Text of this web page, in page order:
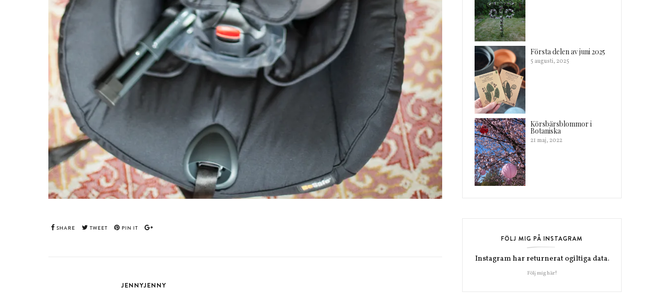
SHARE TWEET PIN IT
JENNYJENNY
Första delen av juni 2025
5 augusti, 2025
Körsbärsblommor i
Botaniska
21 maj, 2022
FÖLJ MIG PÅ INSTAGRAM
Instagram har returnerat ogiltiga data.
Följ mig här!